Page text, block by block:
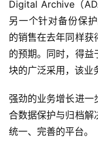
Digital Archive（
另一个针对备份保
的销售在去年同样获
的预期。同时，得益
块的广泛采用，该业
强劲的业务增长进一
合数据保护与归档解
统一、完善的平台。